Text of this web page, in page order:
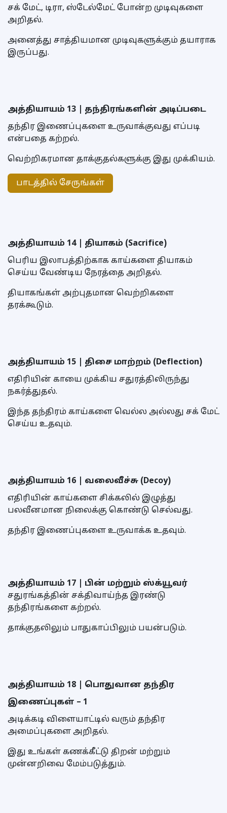
சக் மேட், டிரா, ஸ்டேல்மேட் போன்ற முடிவுகளை
அறிதல்.
அனைத்து சாத்தியமான முடிவுகளுக்கும் தயாராக
இருப்பது.
அத்தியாயம் 13 | தந்திரங்களின் அடிப்படை
தந்திர இணைப்புகளை உருவாக்குவது எப்படி
என்பதை கற்றல்.
வெற்றிகரமான தாக்குதல்களுக்கு இது முக்கியம்.
பாடத்தில் சேருங்கள்
அத்தியாயம் 14 | தியாகம் (Sacrifice)
பெரிய இலாபத்திற்காக காய்களை தியாகம்
செய்ய வேண்டிய நேரத்தை அறிதல்.
தியாகங்கள் அற்புதமான வெற்றிகளை
தரக்கூடும்.
அத்தியாயம் 15 | திசை மாற்றம் (Deflection)
எதிரியின் காயை முக்கிய சதுரத்திலிருந்து
நகர்த்துதல்.
இந்த தந்திரம் காய்களை வெல்ல அல்லது சக் மேட்
செய்ய உதவும்.
அத்தியாயம் 16 | வலைவீச்சு (Decoy)
எதிரியின் காய்களை சிக்கலில் இழுத்து
பலவீனமான நிலைக்கு கொண்டு செல்வது.
தந்திர இணைப்புகளை உருவாக்க உதவும்.
அத்தியாயம் 17 | பின் மற்றும் ஸ்க்யூவர்
சதுரங்கத்தின் சக்திவாய்ந்த இரண்டு
தந்திரங்களை கற்றல்.
தாக்குதலிலும் பாதுகாப்பிலும் பயன்படும்.
அத்தியாயம் 18 | பொதுவான தந்திர
இணைப்புகள் – 1
அடிக்கடி விளையாட்டில் வரும் தந்திர
அமைப்புகளை அறிதல்.
இது உங்கள் கணக்கீட்டு திறன் மற்றும்
முன்னறிவை மேம்படுத்தும்.